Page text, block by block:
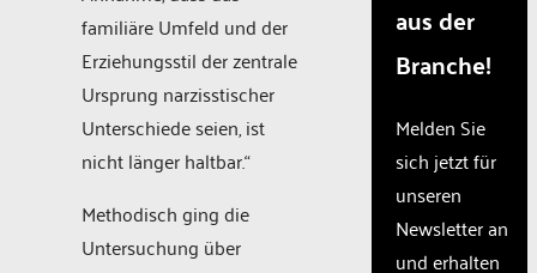
familiäre Umfeld und der
Erziehungsstil der zentrale
Ursprung narzisstischer
Unterschiede seien, ist
nicht länger haltbar.“
Methodisch ging die
Untersuchung über
to the
The
owner
needs
to
setup
the
site
aus der
Branche!
Melden Sie
sich jetzt für
unseren
Newsletter an
und erhalten